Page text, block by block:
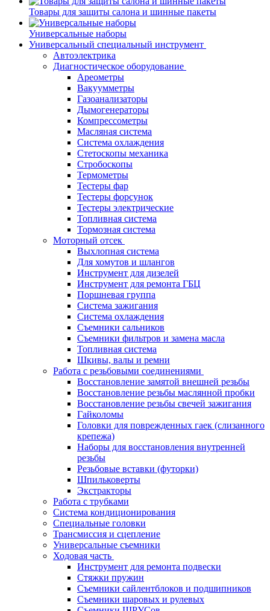
Товары для защиты салона и шинные пакеты
Универсальные наборы
Универсальный специальный инструмент
Автоэлектрика
Диагностическое оборудование
Ареометры
Вакуумметры
Газоанализаторы
Дымогенераторы
Компрессометры
Масляная система
Система охлаждения
Стетоскопы механика
Стробоскопы
Термометры
Тестеры фар
Тестеры форсунок
Тестеры электрические
Топливная система
Тормозная система
Моторный отсек
Выхлопная система
Для хомутов и шлангов
Инструмент для дизелей
Инструмент для ремонта ГБЦ
Поршневая группа
Система зажигания
Система охлаждения
Съемники сальников
Съемники фильтров и замена масла
Топливная система
Шкивы, валы и ремни
Работа с резьбовыми соединениями
Восстановление замятой внешней резьбы
Восстановление резьбы маслянной пробки
Восстановление резьбы свечей зажигания
Гайколомы
Головки для поврежденных гаек (слизанного
крепежа)
Наборы для восстановления внутренней
резьбы
Резьбовые вставки (футорки)
Шпильковерты
Экстракторы
Работа с трубками
Система кондиционирования
Специальные головки
Трансмиссия и сцепление
Универсальные съемники
Ходовая часть
Инструмент для ремонта подвески
Стяжки пружин
Съемники сайлентблоков и подшипников
Съемники шаровых и рулевых